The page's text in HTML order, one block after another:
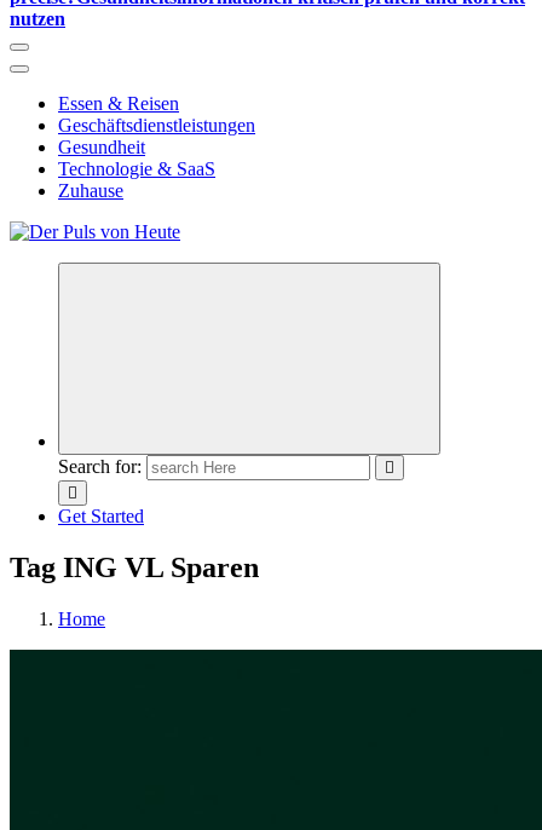
nutzen
Essen & Reisen
Geschäftsdienstleistungen
Gesundheit
Technologie & SaaS
Zuhause
Meldungen die Resonanz finden
Search for:
Get Started
Tag ING VL Sparen
Home